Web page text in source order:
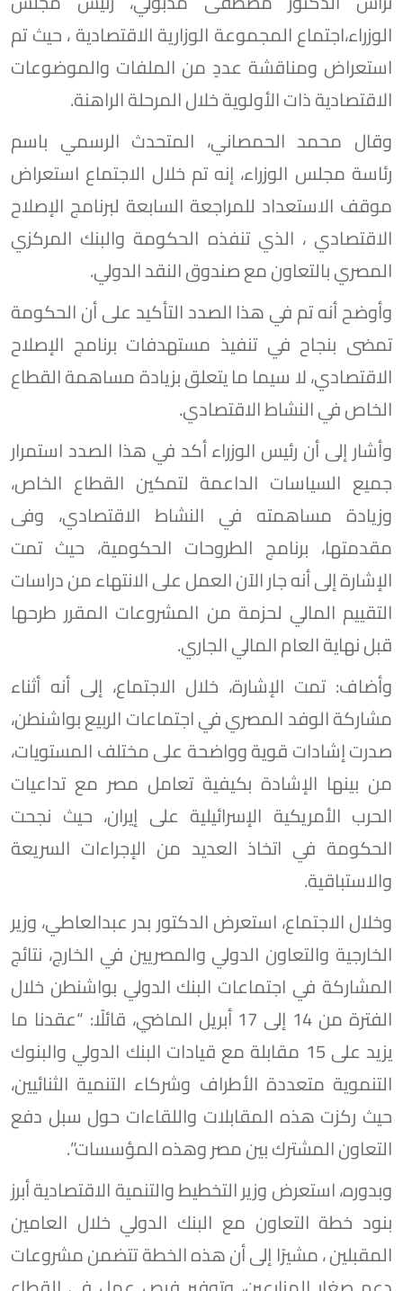
الوزراء،اجتماع المجموعة الوزارية الاقتصادية ، حيث تم
استعراض ومناقشة عددٍ من الملفات والموضوعات
الاقتصادية ذات الأولوية خلال المرحلة الراهنة.
وقال محمد الحمصاني، المتحدث الرسمي باسم
رئاسة مجلس الوزراء، إنه تم خلال الاجتماع استعراض
موقف الاستعداد للمراجعة السابعة لبرنامج الإصلاح
الاقتصادي ، الذي تنفذه الحكومة والبنك المركزي
المصري بالتعاون مع صندوق النقد الدولي.
وأوضح أنه تم في هذا الصدد التأكيد على أن الحكومة
تمضى بنجاح في تنفيذ مستهدفات برنامج الإصلاح
الاقتصادي، لا سيما ما يتعلق بزيادة مساهمة القطاع
الخاص في النشاط الاقتصادي.
وأشار إلى أن رئيس الوزراء أكد في هذا الصدد استمرار
جميع السياسات الداعمة لتمكين القطاع الخاص،
وزيادة مساهمته في النشاط الاقتصادي، وفى
مقدمتها، برنامج الطروحات الحكومية، حيث تمت
الإشارة إلى أنه جار الآن العمل على الانتهاء من دراسات
التقييم المالي لحزمة من المشروعات المقرر طرحها
قبل نهاية العام المالي الجاري.
وأضاف: تمت الإشارة، خلال الاجتماع، إلى أنه أثناء
مشاركة الوفد المصري في اجتماعات الربيع بواشنطن،
صدرت إشادات قوية وواضحة على مختلف المستويات،
من بينها الإشادة بكيفية تعامل مصر مع تداعيات
الحرب الأمريكية الإسرائيلية على إيران، حيث نجحت
الحكومة في اتخاذ العديد من الإجراءات السريعة
والاستباقية.
وخلال الاجتماع، استعرض الدكتور بدر عبدالعاطي، وزير
الخارجية والتعاون الدولي والمصريين في الخارج، نتائج
المشاركة في اجتماعات البنك الدولي بواشنطن خلال
الفترة من 14 إلى 17 أبريل الماضي، قائلًا: “عقدنا ما
يزيد على 15 مقابلة مع قيادات البنك الدولي والبنوك
التنموية متعددة الأطراف وشركاء التنمية الثنائيين،
حيث ركزت هذه المقابلات واللقاءات حول سبل دفع
التعاون المشترك بين مصر وهذه المؤسسات”.
وبدوره، استعرض وزير التخطيط والتنمية الاقتصادية أبرز
بنود خطة التعاون مع البنك الدولي خلال العامين
المقبلين ، مشيرًا إلى أن هذه الخطة تتضمن مشروعات